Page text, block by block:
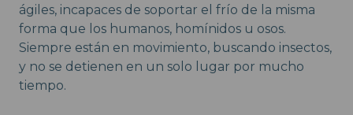
ágiles, incapaces de soportar el frío de la misma
forma que los humanos, homínidos u osos.
Siempre están en movimiento, buscando insectos,
y no se detienen en un solo lugar por mucho
tiempo.